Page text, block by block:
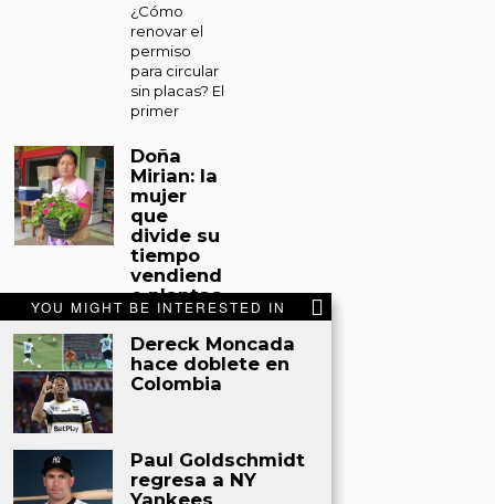
YOU MIGHT BE INTERESTED IN
Dereck Moncada
hace doblete en
Colombia
Paul Goldschmidt
regresa a NY
Yankees
¿Cómo
renovar el
permiso
para circular
sin placas? El
primer
Doña
Mirian: la
mujer
que
divide su
tiempo
vendiend
o plantas
y
sacando
miel de
abejas
en Tocoa
improvisado
en el
mercado